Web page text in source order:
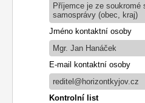
Příjemce je ze soukromé
samosprávy (obec, kraj)
Jméno kontaktní osoby
Mgr. Jan Hanáček
E-mail kontaktní osoby
reditel@horizontkyjov.cz
Kontrolní list